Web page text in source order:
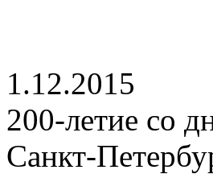
1.12.2015
200-летие со
Санкт-